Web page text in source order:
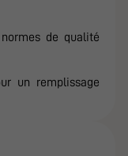
de qualité
un remplissage